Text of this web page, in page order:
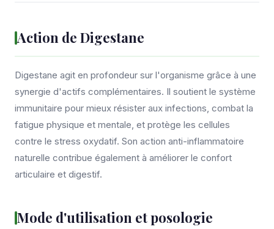
Action de Digestane
Digestane agit en profondeur sur l'organisme grâce à une
synergie d'actifs complémentaires. Il soutient le système
immunitaire pour mieux résister aux infections, combat la
fatigue physique et mentale, et protège les cellules
contre le stress oxydatif. Son action anti-inflammatoire
naturelle contribue également à améliorer le confort
articulaire et digestif.
Mode d'utilisation et posologie